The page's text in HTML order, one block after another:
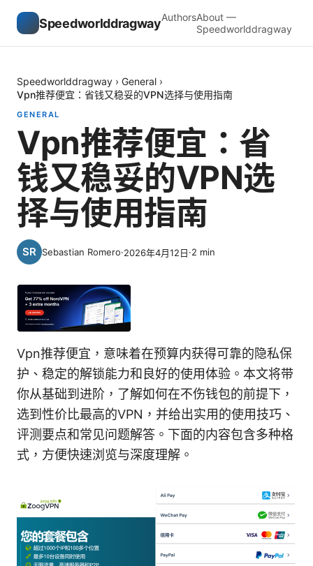
SpeedworlddragwayAuthorsAbout —
Speedworlddragway
Speedworlddragway › General ›
Vpn推荐便宜：省钱又稳妥的VPN选择与使用指南
GENERAL
Vpn推荐便宜：省
钱又稳妥的VPN选
择与使用指南
Sebastian Romero·2026年4月12日·2 min
Vpn推荐便宜，意味着在预算内获得可靠的隐私保
护、稳定的解锁能力和良好的使用体验。本文将带
你从基础到进阶，了解如何在不伤钱包的前提下，
选到性价比最高的VPN，并给出实用的使用技巧、
评测要点和常见问题解答。下面的内容包含多种格
式，方便快速浏览与深度理解。